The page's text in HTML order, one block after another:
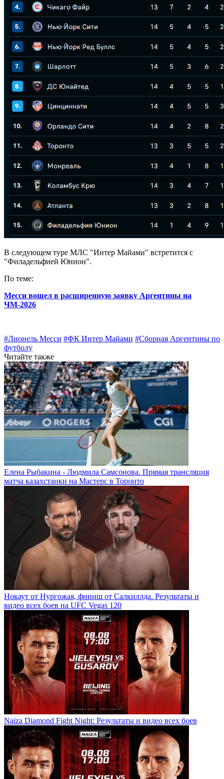
В следующем туре МЛС "Интер Майами" встретится с
"Филадельфией Юнион".
По теме:
Месси вошел в расширенную заявку Аргентины на
ЧМ-2026
#Лионель Месси #ФК Интер Майами #Сборная Аргентины по
футболу
Читайте также
Елена Рыбакина - Людмила Самсонова. Прямая трансляция
матча казахстанки на Мастерс в Торонто
Нокаут от Нургожая, финиш от Салкиллда. Результаты и
видео всех боев на UFC Vegas 120
Naiza Diamond Fight Night: Результаты и видео всех боев